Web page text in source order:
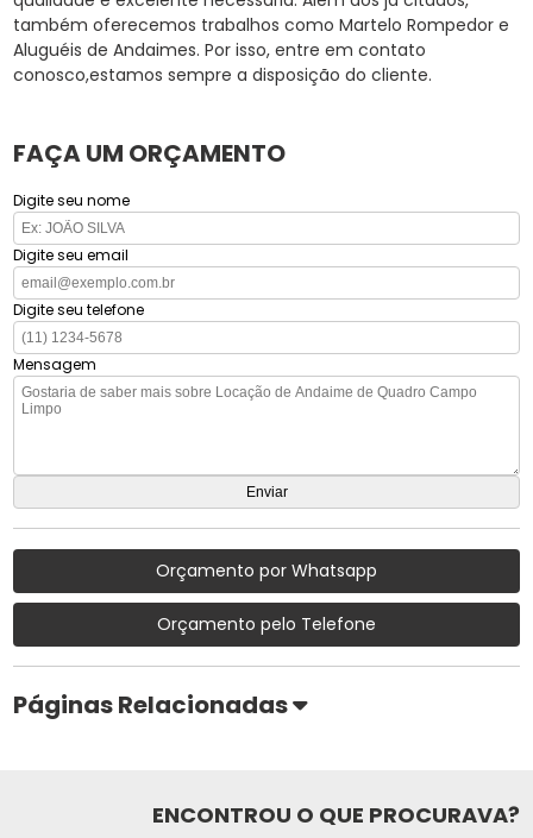
também oferecemos trabalhos como Martelo Rompedor e
Aluguéis de Andaimes. Por isso, entre em contato
conosco,estamos sempre a disposição do cliente.
FAÇA UM ORÇAMENTO
Digite seu nome
Digite seu email
Digite seu telefone
Mensagem
Orçamento por Whatsapp
Orçamento pelo Telefone
Páginas Relacionadas
ENCONTROU O QUE PROCURAVA?